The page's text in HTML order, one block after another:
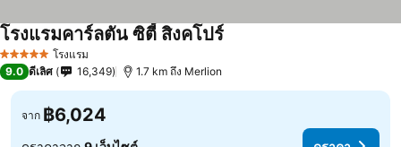
5 ดาว โรงแรม
โรงแรมคาร์ลตัน ซิตี้ สิงคโปร์
9.0 ดีเลิศ 16,349 1.7 km ถึง Merlion
จาก ฿6,024